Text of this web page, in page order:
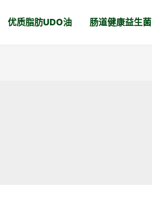
优质脂肪UDO油 肠道健康益生菌